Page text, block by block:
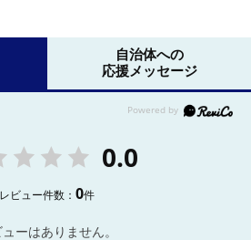
自治体への
応援メッセージ
0.0
レビュー件数：0件
ューはありません。